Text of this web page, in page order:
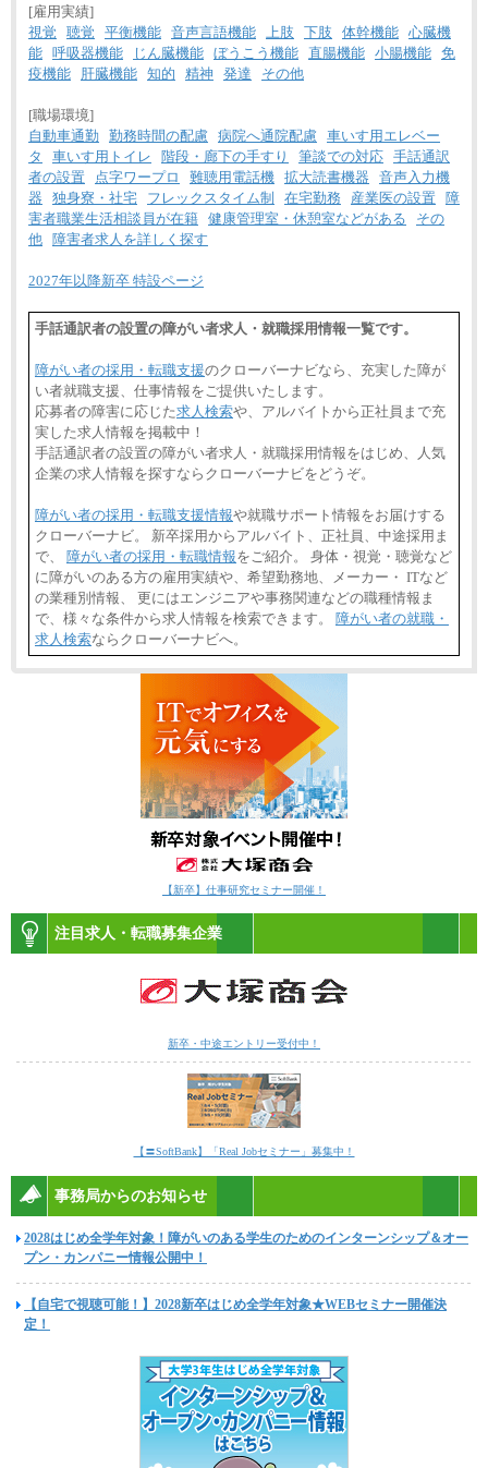
[雇用実績]
視覚
聴覚 平衡機能 音声言語機能 上肢 下肢 体幹機能 心臓機
能 呼吸器機能 じん臓機能 ぼうこう機能 直腸機能 小腸機能 免
疫機能
肝臓機能 知的 精神 発達 その他
[職場環境]
自動車通勤
勤務時間の配慮 病院へ通院配慮 車いす用エレベー
タ
車いす用トイレ 階段・廊下の手すり 筆談での対応 手話通訳
者の設置
点字ワープロ 難聴用電話機 拡大読書機器
音声入力機
器
独身寮・社宅 フレックスタイム制 在宅勤務 産業医の設置
障
害者職業生活相談員が在籍 健康管理室・休憩室などがある
その
他
障害者求人を詳しく探す
2027年以降新卒 特設ページ
手話通訳者の設置の障がい者求人・就職採用情報一覧です。
障がい者の採用・転職支援のクローバーナビなら、充実した障が
い者就職支援、仕事情報をご提供いたします。
応募者の障害に応じた求人検索や、アルバイトから正社員まで充
実した求人情報を掲載中！
手話通訳者の設置の障がい者求人・就職採用情報をはじめ、人気
企業の求人情報を探すならクローバーナビをどうぞ。
障がい者の採用・転職支援情報や就職サポート情報をお届けする
クローバーナビ。 新卒採用からアルバイト、正社員、中途採用ま
で、 障がい者の採用・転職情報をご紹介。 身体・視覚・聴覚など
に障がいのある方の雇用実績や、希望勤務地、メーカー・ ITなど
の業種別情報、 更にはエンジニアや事務関連などの職種情報ま
で、様々な条件から求人情報を検索できます。 障がい者の就職・
求人検索ならクローバーナビへ。
【新卒】仕事研究セミナー開催！
注目求人・転職募集企業
新卒・中途エントリー受付中！
【〓SoftBank】「Real Jobセミナー」募集中！
事務局からのお知らせ
2028はじめ全学年対象！障がいのある学生のためのインターンシップ＆オー
プン・カンパニー情報公開中！
【自宅で視聴可能！】2028新卒はじめ全学年対象★WEBセミナー開催決
定！